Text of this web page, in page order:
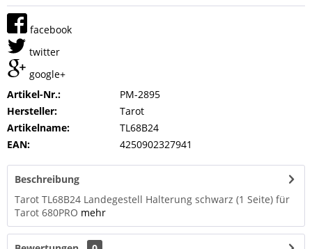
facebook
twitter
google+
Artikel-Nr.:
PM-2895
Hersteller:
Tarot
Artikelname:
TL68B24
EAN:
4250902327941
Beschreibung
Tarot TL68B24 Landegestell Halterung schwarz (1 Seite) für
Tarot 680PRO mehr